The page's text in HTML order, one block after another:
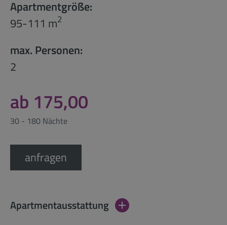
Apartmentgröße:
95-111 m2
max. Personen:
2
ab 175,00
30 - 180 Nächte
anfragen
Apartmentausstattung